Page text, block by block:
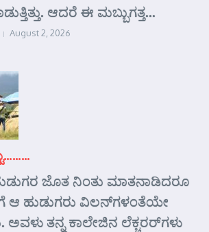
ಆದರೆ ಈ ಮಬ್ಬುಗತ್ತ...
August 2, 2026
ಜೊತ ನಿಂತು ಮಾತನಾಡಿದರೂ
ಆ ಹುಡುಗರು ವಿಲನ್‌ಗಳಂತೆಯೇ
ಅವಳು ತನ್ನ ಕಾಲೇಜಿನ ಲೆಕ್ಚರರ್‌ಗಳು